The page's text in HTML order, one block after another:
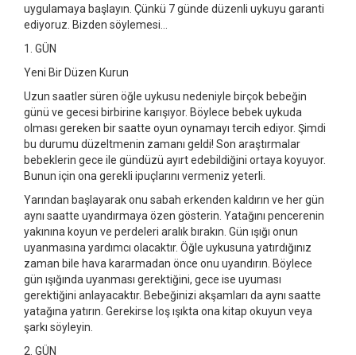
uygulamaya başlayın. Çünkü 7 günde düzenli uykuyu garanti
ediyoruz. Bizden söylemesi…
1. GÜN
Yeni Bir Düzen Kurun
Uzun saatler süren öğle uykusu nedeniyle birçok bebeğin
günü ve gecesi birbirine karışıyor. Böylece bebek uykuda
olması gereken bir saatte oyun oynamayı tercih ediyor. Şimdi
bu durumu düzeltmenin zamanı geldi! Son araştırmalar
bebeklerin gece ile gündüzü ayırt edebildiğini ortaya koyuyor.
Bunun için ona gerekli ipuçlarını vermeniz yeterli.
Yarından başlayarak onu sabah erkenden kaldırın ve her gün
aynı saatte uyandırmaya özen gösterin. Yatağını pencerenin
yakınına koyun ve perdeleri aralık bırakın. Gün ışığı onun
uyanmasına yardımcı olacaktır. Öğle uykusuna yatırdığınız
zaman bile hava kararmadan önce onu uyandırın. Böylece
gün ışığında uyanması gerektiğini, gece ise uyuması
gerektiğini anlayacaktır. Bebeğinizi akşamları da aynı saatte
yatağına yatırın. Gerekirse loş ışıkta ona kitap okuyun veya
şarkı söyleyin.
2. GÜN